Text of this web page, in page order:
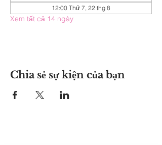
12:00 Thứ 7, 22 thg 8
Xem tất cả 14 ngày
Chia sẻ sự kiện của bạn